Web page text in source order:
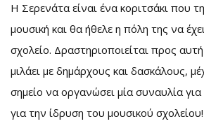
Η Σερενάτα είναι ένα κοριτσάκι που
μουσική και θα ήθελε η πόλη της να
σχολείο. Δραστηριοποιείται προς
μιλάει με δημάρχους και δασκάλους,
σημείο να οργανώσει μία συναυλία
για την ίδρυση του μουσικού